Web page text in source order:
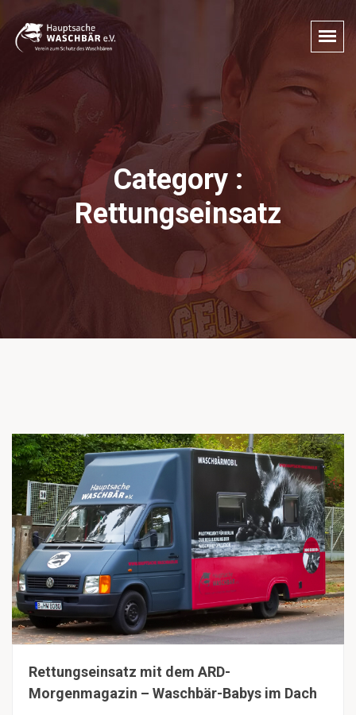
Category :
Rettungseinsatz
Rettungseinsatz mit dem ARD-
Morgenmagazin – Waschbär-Babys im Dach